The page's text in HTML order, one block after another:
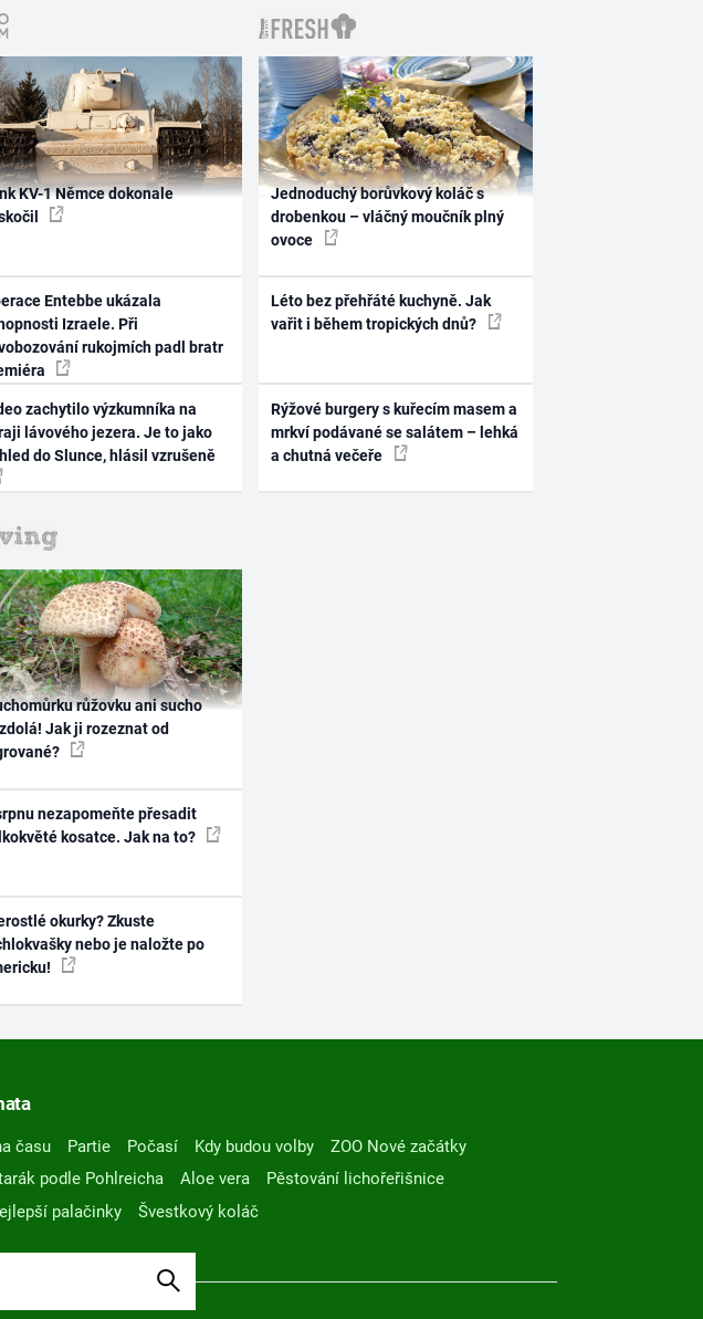
KV-1 Němce dokonale
Entebbe ukázala
Izraele. Při
rukojmích padl bratr
zachytilo výzkumníka na
lávového jezera. Je to jako
do Slunce, hlásil vzrušeně
Jednoduchý borůvkový koláč s
drobenkou – vláčný moučník plný
ovoce
Léto bez přehřáté kuchyně. Jak
vařit i během tropických dnů?
Rýžové burgery s kuřecím masem a
mrkví podávané se salátem – lehká
a chutná večeře
růžovku ani sucho
Jak ji rozeznat od
nezapomeňte přesadit
kosatce. Jak na to?
okurky? Zkuste
nebo je naložte po
času Partie Počasí Kdy budou volby
ZOO Nové začátky
podle Pohlreicha Aloe vera
Pěstování lichořeřišnice
palačinky Švestkový koláč